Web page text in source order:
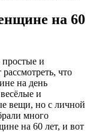
на 60
и
что
на день
и
вещи, но с личной
много
на 60 лет, и вот